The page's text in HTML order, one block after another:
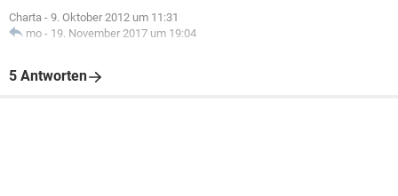
Charta - 9. Oktober 2012 um 11:31
mo - 19. November 2017 um 19:04
5 Antworten